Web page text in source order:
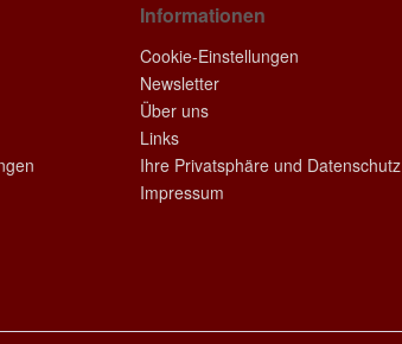
Informationen
Cookie-Einstellungen
Newsletter
Über uns
Links
Ihre Privatsphäre und Datenschutz
Impressum